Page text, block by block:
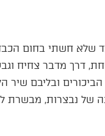
שלא חשתי בחום
דרך מדבר צחיח
ובליבם שיר